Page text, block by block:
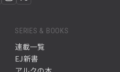
SERIES & BOOKS
連載一覧
EJ新書